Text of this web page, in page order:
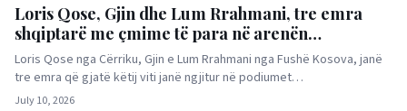
Loris Qose, Gjin dhe Lum Rrahmani, tre emra
shqiptarë me çmime të para në arenën
ndërkombëtare të shkencës dhe teknologjisë
Loris Qose nga Cërriku, Gjin e Lum Rrahmani nga Fushë Kosova, janë
tre emra që gjatë këtij viti janë ngjitur në podiumet…
July 10, 2026